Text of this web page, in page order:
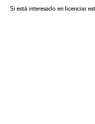
Estados Unidos América
Si está interesado en licenciar